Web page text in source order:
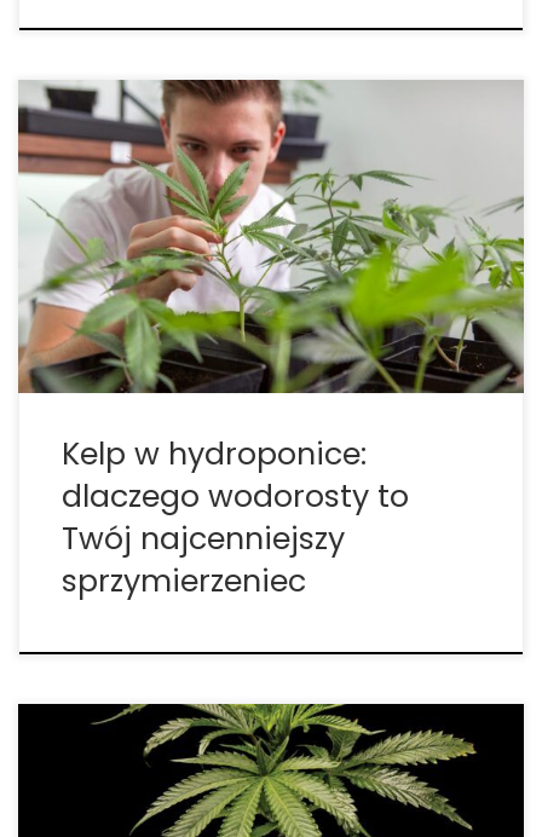
Kelp w hydroponice: dlaczego wodorosty to Twój
najcenniejszy sprzymierzeniec Na dnie Oceanu
Spokojnego przy wybrzeżach Ameryki Północnej
rozciąga się jeden z najbardziej różnorodnych
ekosystemów naszej planety. Choć bywa mylony z
roślinami lądowymi, kelp to w istocie odmiana alg
morskich. Jego […]
Kelp w hydroponice:
dlaczego wodorosty to
Twój najcenniejszy
sprzymierzeniec
Szara pleśń (Botrytis cinerea) – skuteczne metody
zapobiegania gniciu pąków Szara pleśń, znana
również jako gnicie pąków, to jedna z